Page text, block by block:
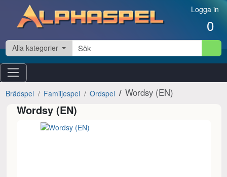
Hoppa till innehåll Logga in
0
Alla kategorier
Brädspel Familjespel Ordspel Wordsy (EN)
Wordsy (EN)